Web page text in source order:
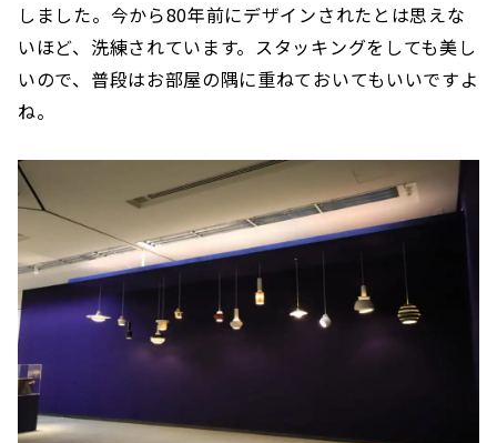
しました。今から80年前にデザインされたとは思えな
いほど、洗練されています。スタッキングをしても美し
いので、普段はお部屋の隅に重ねておいてもいいですよ
ね。